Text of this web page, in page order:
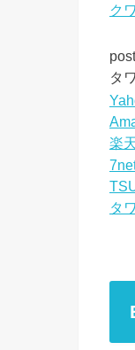
ク
タ
楽
タ